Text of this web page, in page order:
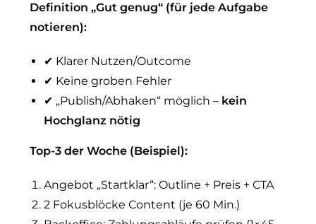
Definition „Gut genug“ (für jede Aufgabe
notieren):
✔ Klarer Nutzen/Outcome
✔ Keine groben Fehler
✔ „Publish/Abhaken“ möglich – kein
Hochglanz nötig
Top-3 der Woche (Beispiel):
Angebot „Startklar“: Outline + Preis + CTA
2 Fokusblöcke Content (je 60 Min.)